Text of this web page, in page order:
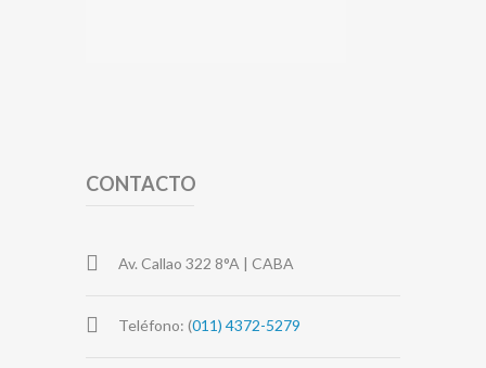
CONTACTO
Av. Callao 322 8°A | CABA
Teléfono: (011) 4372-5279